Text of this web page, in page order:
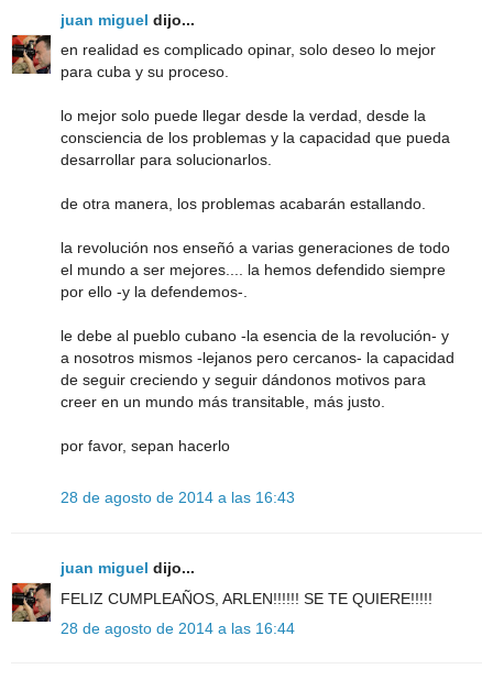
juan miguel dijo...
en realidad es complicado opinar, solo deseo lo mejor
para cuba y su proceso.
lo mejor solo puede llegar desde la verdad, desde la
consciencia de los problemas y la capacidad que pueda
desarrollar para solucionarlos.
de otra manera, los problemas acabarán estallando.
la revolución nos enseñó a varias generaciones de todo
el mundo a ser mejores.... la hemos defendido siempre
por ello -y la defendemos-.
le debe al pueblo cubano -la esencia de la revolución- y
a nosotros mismos -lejanos pero cercanos- la capacidad
de seguir creciendo y seguir dándonos motivos para
creer en un mundo más transitable, más justo.
por favor, sepan hacerlo
28 de agosto de 2014 a las 16:43
juan miguel dijo...
FELIZ CUMPLEAÑOS, ARLEN!!!!!! SE TE QUIERE!!!!!
28 de agosto de 2014 a las 16:44